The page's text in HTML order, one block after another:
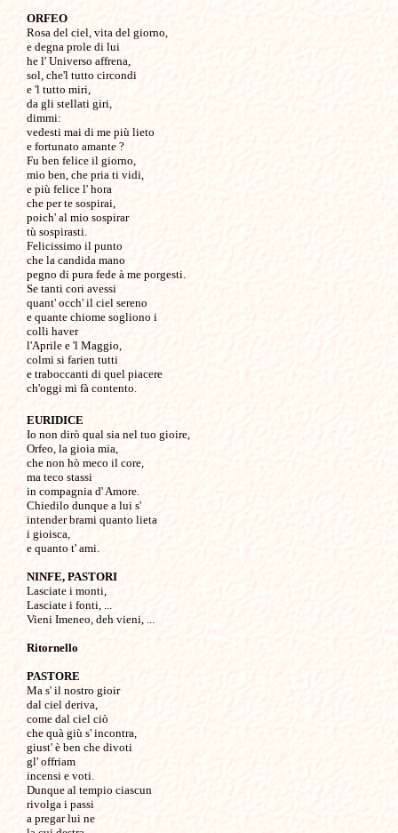
ORFEO
Rosa del ciel, vita del giorno,
e degna prole di lui
he l' Universo affrena,
sol, che'l tutto circondi
e 'l tutto miri,
da gli stellati giri,
dimmi:
vedesti mai di me più lieto
e fortunato amante ?
Fu ben felice il giorno,
mio ben, che pria ti vidi,
e più felice l' hora
che per te sospirai,
poich' al mio sospirar
tù sospirasti.
Felicissimo il punto
che la candida mano
pegno di pura fede à me porgesti.
Se tanti cori avessi
quant' occh' il ciel sereno
e quante chiome sogliono i
colli haver
l'Aprile e 'l Maggio,
colmi si farien tutti
e traboccanti di quel piacere
EURIDICE
Io non dirò qual sia nel tuo gioire,
Orfeo, la gioia mia,
che non hò meco il core,
ma teco stassi
in compagnia d' Amore.
Chiedilo dunque a lui s'
intender brami quanto lieta
i gioisca,
e quanto t' ami.
NINFE, PASTORI
Lasciate i monti,
Lasciate i fonti, ...
Vieni Imeneo, deh vieni, ...
Ritornello
PASTORE
Ma s' il nostro gioir
dal ciel deriva,
come dal ciel ciò
che quà giù s' incontra,
giust' è ben che divoti
gl' offriam
incensi e voti.
Dunque al tempio ciascun
rivolga i passi
a pregar lui ne